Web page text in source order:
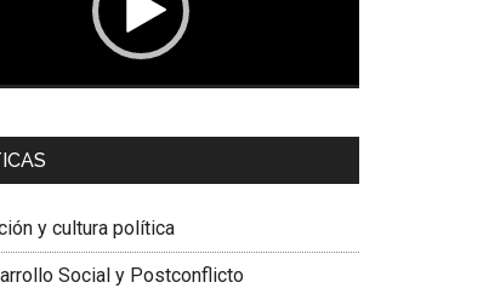
Corcho Mejía,
Sur, Vicepresidenta Federación
y cultura política
Social y Postconflicto